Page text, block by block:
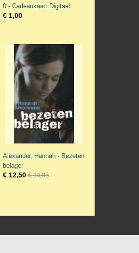
0 - Cadeaukaart Digitaal
€ 1,00
Alexander, Hannah - Bezeten
belager
€ 12,50 € 14,95